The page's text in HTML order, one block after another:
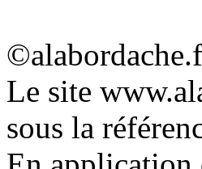
Le site
sous la